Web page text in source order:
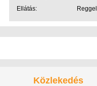
Ellátás:
Közlekedés